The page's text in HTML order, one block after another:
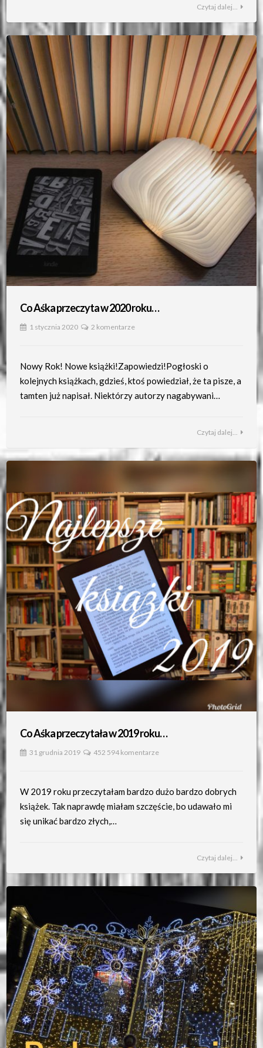
Czytaj dalej...
Co Aśka przeczyta w 2020 roku…
1 stycznia 2020 2 komentarze
Nowy Rok! Nowe książki!Zapowiedzi!Pogłoski o
kolejnych książkach, gdzieś, ktoś powiedział, że ta pisze, a
tamten już napisał. Niektórzy autorzy nagabywani…
Czytaj dalej...
Co Aśka przeczytała w 2019 roku…
31 grudnia 2019 452 594 komentarze
W 2019 roku przeczytałam bardzo dużo bardzo dobrych
książek. Tak naprawdę miałam szczęście, bo udawało mi
się unikać bardzo złych,…
Czytaj dalej...